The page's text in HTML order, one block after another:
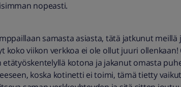
nopeasti.
samasta asiasta, tätä jatkunut
koko viikon verkkoa ei ole ollut juuri
etätyöskentelyllä kotona ja jakanut omasta
koska kotinetti ei toimi, tämä tietty